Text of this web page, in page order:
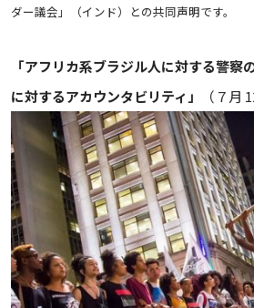
ダー議会」（インド）との共同声明です。
「アフリカ系ブラジル人に対する警察
に対するアカウンタビリティ」
（７月